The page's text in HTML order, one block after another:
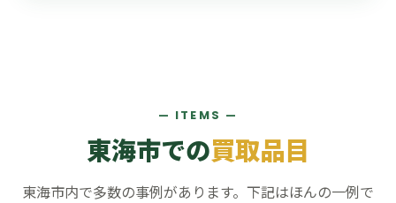
— ITEMS —
東海市での買取品目
東海市内で多数の事例があります。下記はほんの一例で